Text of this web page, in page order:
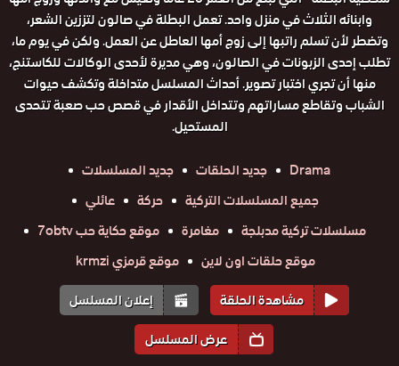
وابنائه الثلاث في منزل واحد. تعمل البطلة في صالون لتززين الشعر،
وتضطر لأن تسلم راتبها إلى زوج أمها العاطل عن العمل. ولكن في يوم ما،
تطلب إحدى الزبونات في الصالون، وهي مديرة لأحدى الوكالات للكاستنج،
منها أن تجري اختبار تصوير. أحداث المسلسل متداخلة وتكشف حيوات
الشباب وتقاطع مساراتهم وتتداخل الأقدار في قصص حب صعبة تتحدى
المستحيل.
Drama
جديد الحلقات
جديد المسلسلات
جميع المسلسلات التركية
حركة
عائلي
مسلسلات تركية مدبلجة
مغامرة
موقع حكاية حب 7obtv
موقع حلقات اون لاين
موقع قرمزي krmzi
مشاهدة الحلقة
إعلان المسلسل
عرض المسلسل